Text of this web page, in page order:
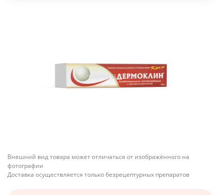
Внешний вид товара может отличаться от изображённого на
фотографии
Доставка осуществляется только безрецептурных препаратов